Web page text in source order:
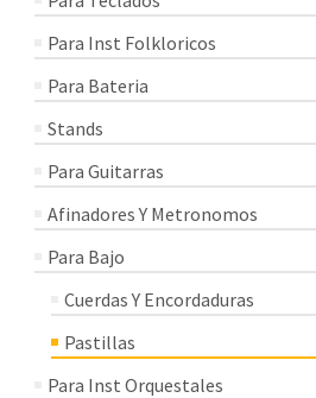
Para Inst Folkloricos
Para Bateria
Stands
Para Guitarras
Afinadores Y Metronomos
Para Bajo
Cuerdas Y Encordaduras
Pastillas
Para Inst Orquestales